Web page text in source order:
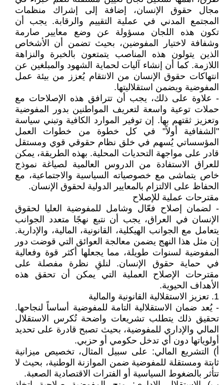
مجال حقوق الإنسان، إضافة إلى إشراك منظمات
المجتمع المدني في عملية التقييم والرقابة. يجب أن
تكون هذه اللجان مسؤولة عن وضع معايير صارمة
وشفافة لاختيار المفوضين، بحيث تضمن أن الأشخاص
الذين يتولون هذه المناصب يتمتعون بالخبرة والنزاهة
اللازمة. كما أن إنشاء آليات لحماية الشهود والمبلغين عن
انتهاكات حقوق الإنسان من الانتقام يُعزز من بيئة عمل
المفوضية ويضمن استقلاليتها.
- علاوة على ذلك، يجب أن تترافق هذه الإصلاحات مع
حملات توعية واسعة لتعريف المواطنين بدور المفوضية
وتعزيز ثقتهم بها. إن توفير الموارد الكافية وتبني سياسة
"الشفافية أولاً" في كل خطوة من خطوات العمل
المؤسساتي يُسهم في خلق نظام حقوقي قوي ومستقل
قادر على مواجهة التحديات المحلية. بهذه الطريقة، يمكن
للعراق الاستفادة من الدروس العالمية لصياغة نموذج
خاص يتماشى مع خصوصياته السياسية والاجتماعية، مع
الحفاظ على الالتزام بالمعايير الدولية لحقوق الإنسان.
مقترحات عملية للإصلاح
- لضمان إصلاح فعّال وشامل للمفوضية العليا لحقوق
الإنسان في العراق، يجب أن نتبع نهجًا متعدد الجوانب
يتعامل مع الجوانب الهيكلية، القانونية، المالية، والإدارية.
إن مثل هذا النهج يضمن معالجة العوائق التي قوضت دور
المفوضية لسنوات طويلة، مما يجعلها أكثر قوة وفعالية
في حماية حقوق الإنسان. لنلقِ نظرة مفصلة على
مقترحات الإصلاح العملية التي يمكن أن تحقق هذه
الأهداف الحيوية.
1. تعزيز الاستقلالية القانونية والمالية
- يُعد ضمان الاستقلالية التامة للمفوضية أساساً لنجاحها.
تحقيق ذلك يتطلب تشريعات واضحة تُكرس الاستقلال
المالي والإداري للمفوضية، بحيث تصبح قادرة على تحديد
أولوياتها دون أي تدخل حكومي أو حزبي.
‌أ) التشريع المالي: على سبيل المثال، تخصيص ميزانية
ثابتة ومستقلة للمفوضية ضمن الموازنة الوطنية، بحيث لا
تتأثر بالضغوط السياسية أو الفترات الاقتصادية الصعبة.